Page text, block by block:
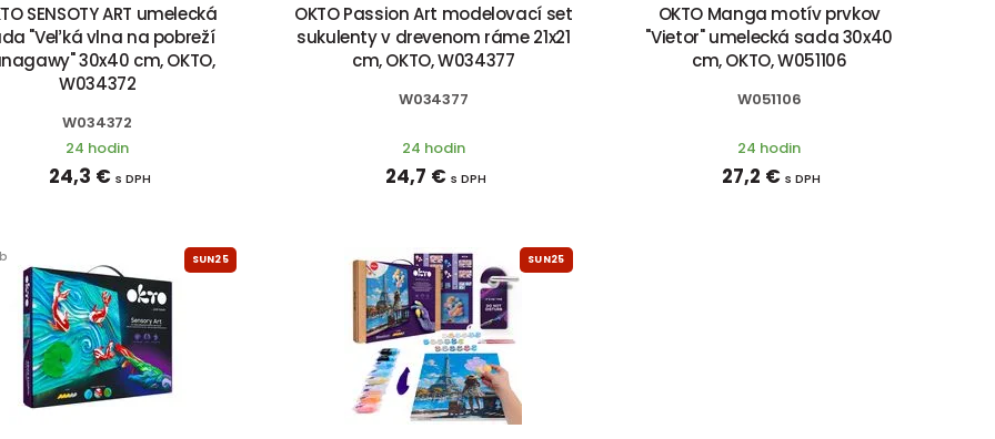
SENSOTY ART umelecká
"Veľká vlna na pobreží
30x40 cm, OKTO,
W034372
W034372
24 hodin
24,3 € s DPH
OKTO Passion Art modelovací set
sukulenty v drevenom ráme 21x21
cm, OKTO, W034377
W034377
24 hodin
24,7 € s DPH
OKTO Manga motív prvkov
"Vietor" umelecká sada 30x40
cm, OKTO, W051106
W051106
24 hodin
27,2 € s DPH
SUN25 SUN25